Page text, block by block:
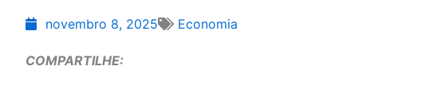
novembro 8, 2025 Economia
COMPARTILHE: